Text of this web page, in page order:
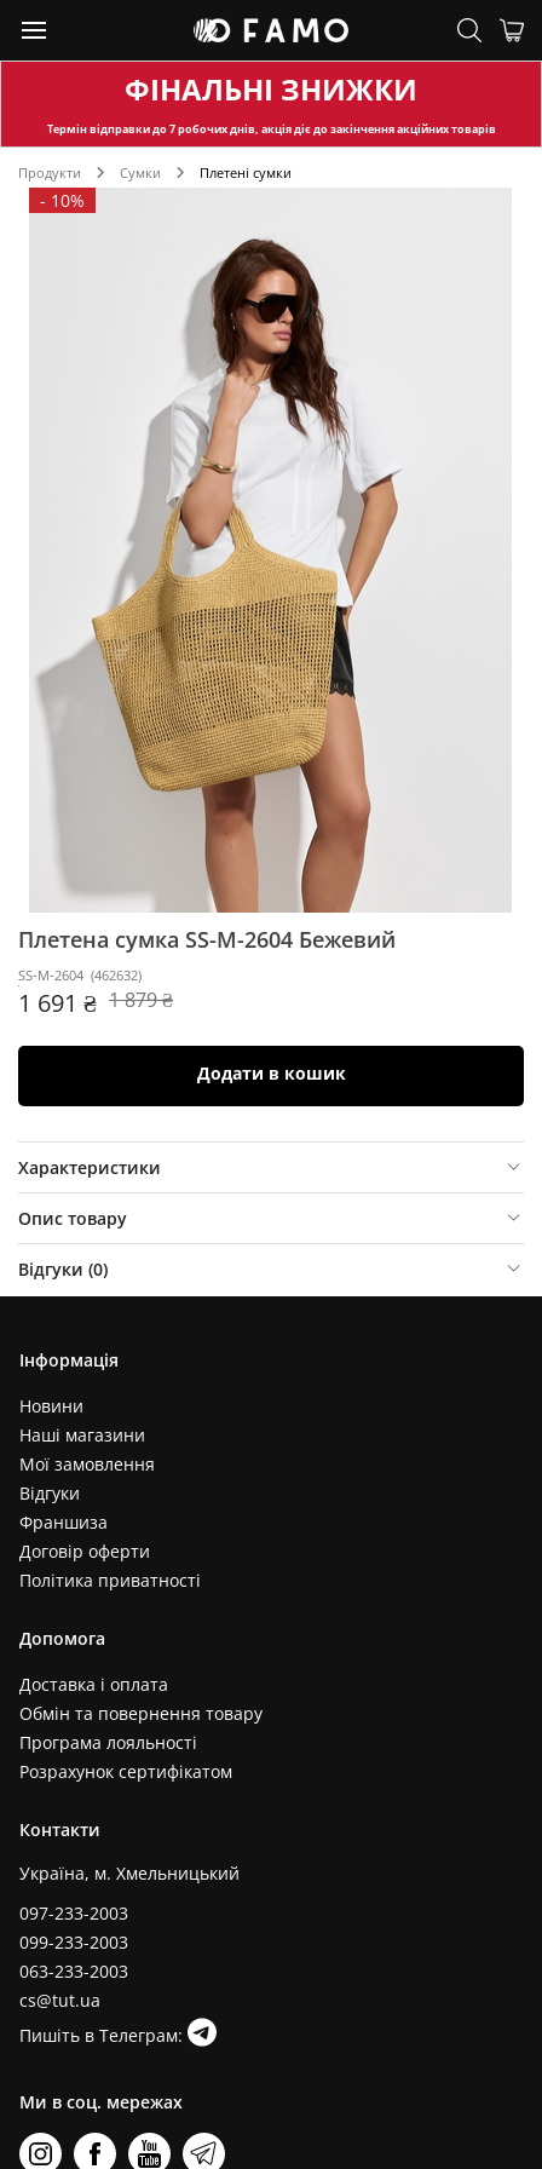
ФІНАЛЬНІ ЗНИЖКИ
Термін відправкидо 7 робочих днів, акція діє до закінчення акційних товарів
Продукти Сумки Плетені сумки
- 10%
Плетена сумка SS-M-2604 Бежевий
SS-M-2604 (462632)
1 691 ₴ 1 879 ₴
Додати в кошик
Характеристики
Опис товару
Відгуки (0)
Інформація
Новини
Наші магазини
Мої замовлення
Відгуки
Франшиза
Договір оферти
Політика приватності
Допомога
Доставка і оплата
Обмін та повернення товару
Програма лояльності
Розрахунок сертифікатом
Контакти
Україна, м. Хмельницький
097-233-2003
099-233-2003
063-233-2003
cs@tut.ua
Пишіть в Телеграм:
Ми в соц. мережах